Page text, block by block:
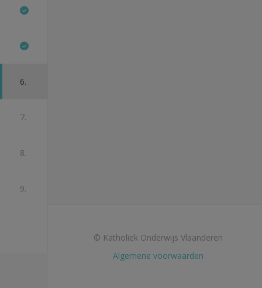
6.
7.
8.
9.
© Katholiek Onderwijs Vlaanderen
Algemene voorwaarden